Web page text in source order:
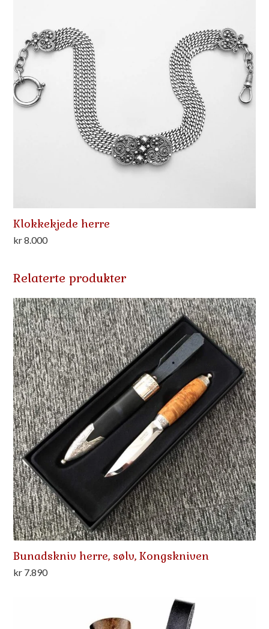
Klokkekjede herre
kr8.000
Relaterte produkter
Bunadskniv herre, sølv, Kongskniven
kr 7.890